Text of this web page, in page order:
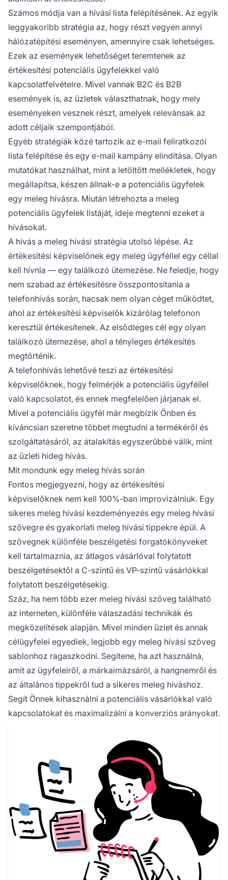
Számos módja van a hívási lista felépítésének. Az egyik
leggyakoribb stratégia az, hogy részt vegyen annyi
hálózatépítési eseményen, amennyire csak lehetséges.
Ezek az események lehetőséget teremtenek az
értékesítési potenciális ügyfelekkel való
kapcsolatfelvételre. Mivel vannak B2C és B2B
események is, az üzletek választhatnak, hogy mely
eseményeken vesznek részt, amelyek relevánsak az
adott céljaik szempontjából.
Egyéb stratégiák közé tartozik az e-mail feliratkozói
lista felépítése és egy e-mail kampány elindítása. Olyan
mutatókat használhat, mint a letöltött mellékletek, hogy
megállapítsa, készen állnak-e a potenciális ügyfelek
egy meleg hívásra. Miután létrehozta a meleg
potenciális ügyfelek listáját, ideje megtenni ezeket a
hívásokat.
A hívás a meleg hívási stratégia utolsó lépése. Az
értékesítési képviselőnek egy meleg ügyféllel egy céllal
kell hívnia — egy találkozó ütemezése. Ne feledje, hogy
nem szabad az értékesítésre összpontosítania a
telefonhívás során, hacsak nem olyan céget működtet,
ahol az értékesítési képviselők kizárólag telefonon
keresztül értékesítenek. Az elsődleges cél egy olyan
találkozó ütemezése, ahol a tényleges értékesítés
megtörténik.
A telefonhívás lehetővé teszi az értékesítési
képviselőknek, hogy felmérjék a potenciális ügyféllel
való kapcsolatot, és ennek megfelelően járjanak el.
Mivel a potenciális ügyfél már megbízik Önben és
kíváncsian szeretne többet megtudni a termékéről és
szolgáltatásáról, az átalakítás egyszerűbbé válik, mint
az üzleti hideg hívás.
Mit mondunk egy meleg hívás során
Fontos megjegyezni, hogy az értékesítési
képviselőknek nem kell 100%-ban improvizálniuk. Egy
sikeres meleg hívási kezdeményezés egy meleg hívási
szövegre és gyakorlati meleg hívási tippekre épül. A
szövegnek különféle beszélgetési forgatókönyveket
kell tartalmaznia, az átlagos vásárlóval folytatott
beszélgetésektől a C-szintű és VP-szintű vásárlókkal
folytatott beszélgetésekig.
Száz, ha nem több ezer meleg hívási szöveg található
az interneten, különféle válaszadási technikák és
megközelítések alapján. Mivel minden üzlet és annak
célügyfelei egyediek, legjobb egy meleg hívási szöveg
sablonhoz ragaszkodni. Segítene, ha azt használná,
amit az ügyfeleiről, a márkaimázsáról, a hangnemről és
az általános tippekről tud a sikeres meleg híváshoz.
Segít Önnek kihasználni a potenciális vásárlókkal való
kapcsolatokat és maximalizálni a konverziós arányokat.